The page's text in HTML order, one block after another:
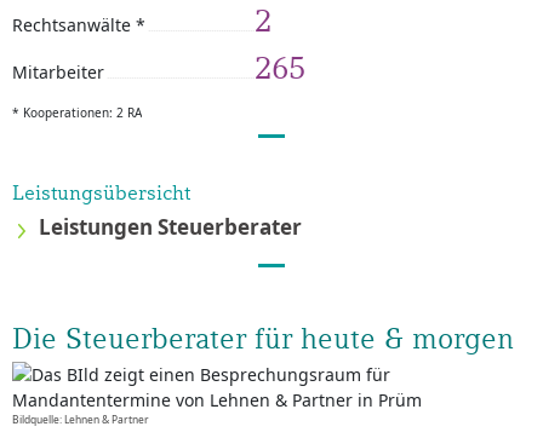
Rechtsanwälte * 2
Mitarbeiter 265
* Kooperationen: 2 RA
Leistungsübersicht
Leistungen Steuerberater
Die Steuerberater für heute & morgen
Bildquelle: Lehnen & Partner